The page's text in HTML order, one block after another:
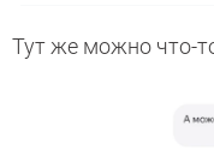
Тут же можно что-